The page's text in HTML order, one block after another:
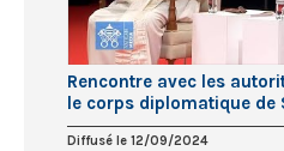
Rencontre avec les
le corps diplomatique de
Diffusé le 12/09/2024